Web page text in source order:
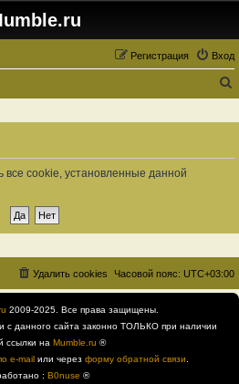
Вход
Регистрация
и
все cookie, установленные данной
Часовой пояс: UTC+03:00
Удалить cookies
2009-2025. Все права защищены.
данного сайта законно ТОЛЬКО при наличии
ссылки на Mumble.ru ®
e-mail или через форму обратной связи
: B0nuse ®